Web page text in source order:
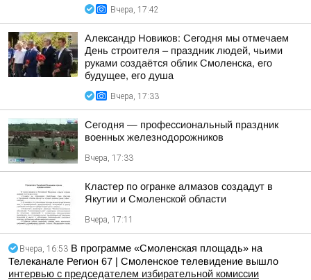
Вчера, 17:42
Александр Новиков: Сегодня мы отмечаем
День строителя – праздник людей, чьими
руками создаётся облик Смоленска, его
будущее, его душа
Вчера, 17:33
Сегодня — профессиональный праздник
военных железнодорожников
Вчера, 17:33
Кластер по огранке алмазов создадут в
Якутии и Смоленской области
Вчера, 17:11
Вчера, 16:53 В программе «Смоленская площадь» на
Телеканале Регион 67 | Смоленское телевидение вышло
интервью с председателем избирательной комиссии